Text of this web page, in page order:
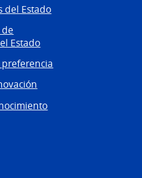
del Estado
Estado